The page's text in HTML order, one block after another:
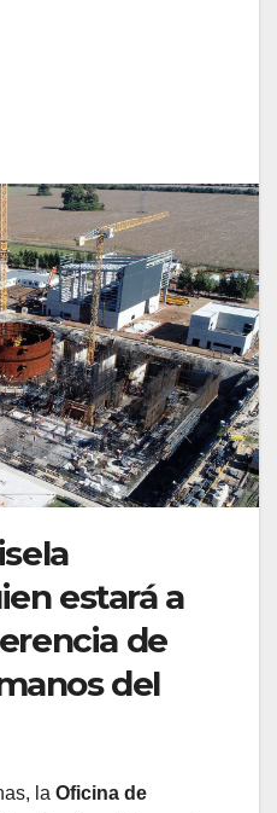
estará a
de
del
la Oficina de